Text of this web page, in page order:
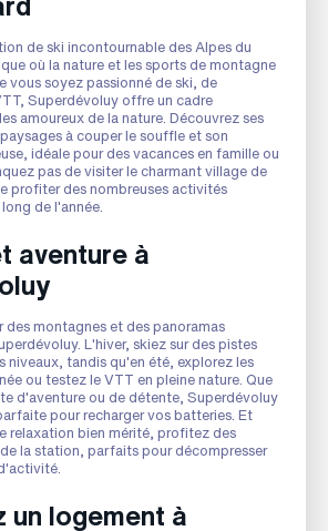
de ski incontournable des Alpes du
où la nature et les sports de montagne
vous soyez passionné de ski, de
Superdévoluy offre un cadre
amoureux de la nature. Découvrez ses
à couper le souffle et son
idéale pour des vacances en famille ou
pas de visiter le charmant village de
profiter des nombreuses activités
de l'année.
aventure à
des montagnes et des panoramas
L'hiver, skiez sur des pistes
niveaux, tandis qu'en été, explorez les
ou testez le VTT en pleine nature. Que
d'aventure ou de détente, Superdévoluy
pour recharger vos batteries. Et
relaxation bien mérité, profitez des
la station, parfaits pour décompresser
un logement à